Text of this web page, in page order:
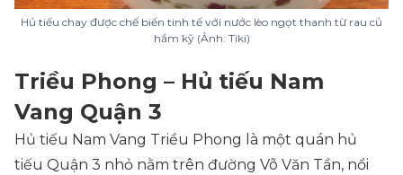
Hủ tiếu chay được chế biến tinh tế với nước lèo ngọt thanh từ rau củ
hầm kỹ (Ảnh: Tiki)
Triều Phong – Hủ tiếu Nam
Vang Quận 3
Hủ tiếu Nam Vang Triều Phong là một quán hủ
tiếu Quận 3 nhỏ nằm trên đường Võ Văn Tần, nổi